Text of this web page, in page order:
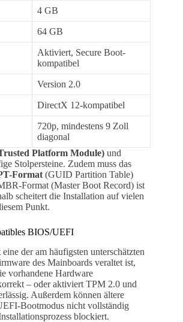
4 GB
64 GB
Aktiviert, Secure Boot-
kompatibel
Version 2.0
DirectX 12-kompatibel
720p, mindestens 9 Zoll
diagonal
Platform Module) und
Stolpersteine. Zudem muss das
Format (GUID Partition Table)
Format (Master Boot Record) ist
scheitert die Installation auf vielen
Punkt.
BIOS/UEFI
der am häufigsten unterschätzten
des Mainboards veraltet ist,
vorhandene Hardware
– oder aktiviert TPM 2.0 und
Außerdem können ältere
Bootmodus nicht vollständig
blockiert.